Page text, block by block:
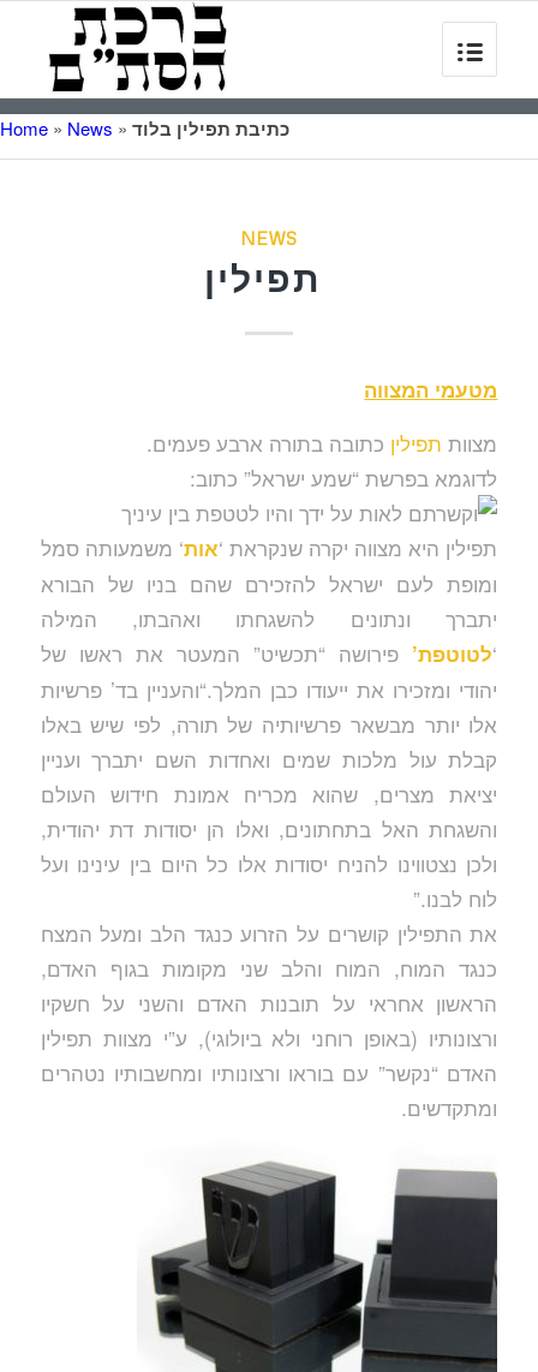
Home » News » כתיבת תפילין בלוד
NEWS
מטעמי המצווה
מצוות תפילין כתובה בתורה ארבע פעמים.
לדוגמא בפרשת “שמע ישראל” כתוב:
תפילין היא מצווה יקרה שנקראת ‘אות‘ משמעותה סמל
ומופת לעם ישראל להזכירם שהם בניו של הבורא
יתברך ונתונים להשגחתו ואהבתו, המילה
‘לטוטפת’ פירושה “תכשיט” המעטר את ראשו של
יהודי ומזכירו את ייעודו כבן המלך.“והעניין בד’ פרשיות
אלו יותר מבשאר פרשיותיה של תורה, לפי שיש באלו
קבלת עול מלכות שמים ואחדות השם יתברך ועניין
יציאת מצרים, שהוא מכריח אמונת חידוש העולם
והשגחת האל בתחתונים, ואלו הן יסודות דת יהודית,
ולכן נצטווינו להניח יסודות אלו כל היום בין עינינו ועל
לוח לבנו.”
את התפילין קושרים על הזרוע כנגד הלב ומעל המצח
כנגד המוח, המוח והלב שני מקומות בגוף האדם,
הראשון אחראי על תובנות האדם והשני על חשקיו
ורצונותיו (באופן רוחני ולא ביולוגי), ע”י מצוות תפילין
האדם “נקשר” עם בוראו ורצונותיו ומחשבותיו נטהרים
ומתקדשים.